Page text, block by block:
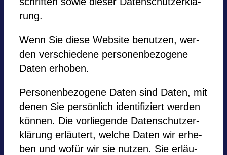
rung.
Wenn Sie diese Web­site benut­zen, wer­
den ver­schie­dene per­so­nen­be­zo­gene
Daten erho­ben.
Per­so­nen­be­zo­gene Daten sind Daten, mit
denen Sie per­sön­lich iden­ti­fi­ziert wer­den
kön­nen. Die vor­lie­gende Daten­schutz­er­
klä­rung erläu­tert, wel­che Daten wir erhe­
ben und wofür wir sie nut­zen. Sie erläu­